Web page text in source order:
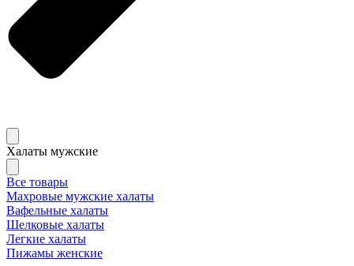
Халаты мужские
Все товары
Махровые мужские халаты
Вафельные халаты
Шелковые халаты
Легкие халаты
Пижамы женские